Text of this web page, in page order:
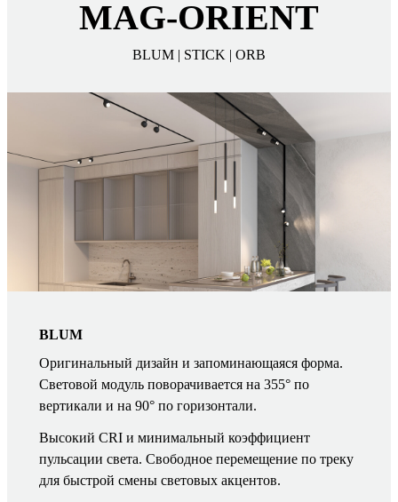
MAG-ORIENT
BLUM | STICK | ORB
BLUM
Оригинальный дизайн и запоминающаяся форма.
Световой модуль поворачивается на 355° по
вертикали и на 90° по горизонтали.
Высокий CRI и минимальный коэффициент
пульсации света. Свободное перемещение по треку
для быстрой смены световых акцентов.